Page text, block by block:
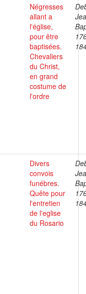
Négresses
allant a
l'église,
pour être
baptisées.
Chevaliers
du Christ,
en grand
costume de
l'ordre
Divers
convois
funébres.
Quête pour
l'entretien
de l'eglise
du Rosario